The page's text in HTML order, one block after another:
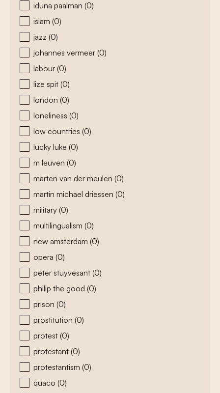
iduna paalman (0)
islam (0)
jazz (0)
johannes vermeer (0)
labour (0)
lize spit (0)
london (0)
loneliness (0)
low countries (0)
lucky luke (0)
m leuven (0)
marten van der meulen (0)
martin michael driessen (0)
military (0)
multilingualism (0)
new amsterdam (0)
opera (0)
peter stuyvesant (0)
philip the good (0)
prison (0)
prostitution (0)
protest (0)
protestant (0)
protestantism (0)
quaco (0)